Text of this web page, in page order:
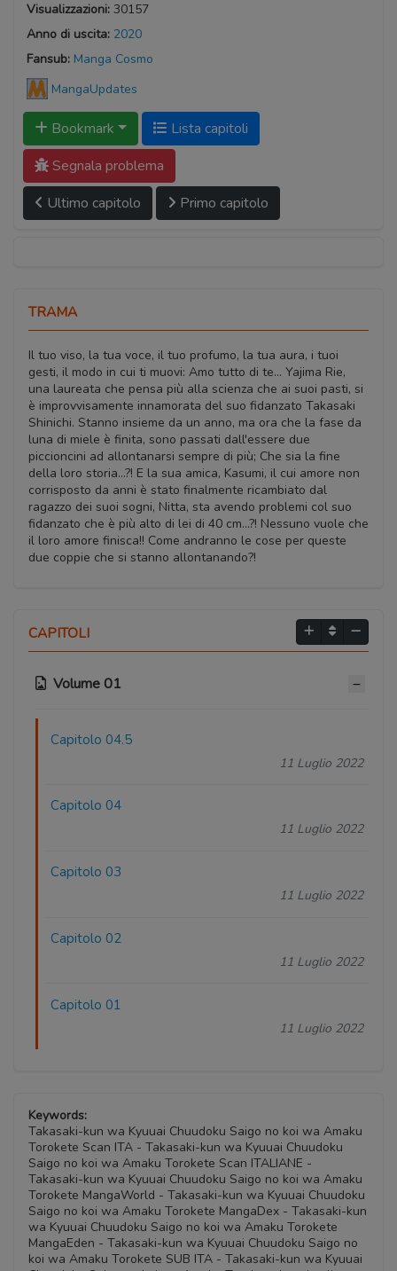
Visualizzazioni: 30157
Anno di uscita: 2020
Fansub: Manga Cosmo
MangaUpdates
Bookmark
Lista capitoli
Segnala problema
Ultimo capitolo
Primo capitolo
TRAMA
Il tuo viso, la tua voce, il tuo profumo, la tua aura, i tuoi
gesti, il modo in cui ti muovi: Amo tutto di te... Yajima Rie,
una laureata che pensa più alla scienza che ai suoi pasti, si
è improvvisamente innamorata del suo fidanzato Takasaki
Shinichi. Stanno insieme da un anno, ma ora che la fase da
luna di miele è finita, sono passati dall'essere due
piccioncini ad allontanarsi sempre di più; Che sia la fine
della loro storia...?! E la sua amica, Kasumi, il cui amore non
corrisposto da anni è stato finalmente ricambiato dal
ragazzo dei suoi sogni, Nitta, sta avendo problemi col suo
fidanzato che è più alto di lei di 40 cm...?! Nessuno vuole che
il loro amore finisca!! Come andranno le cose per queste
due coppie che si stanno allontanando?!
CAPITOLI
Volume 01
Capitolo 04.5
11 Luglio 2022
Capitolo 04
11 Luglio 2022
Capitolo 03
11 Luglio 2022
Capitolo 02
11 Luglio 2022
Capitolo 01
11 Luglio 2022
Keywords:
Takasaki-kun wa Kyuuai Chuudoku Saigo no koi wa Amaku
Torokete Scan ITA - Takasaki-kun wa Kyuuai Chuudoku
Saigo no koi wa Amaku Torokete Scan ITALIANE -
Takasaki-kun wa Kyuuai Chuudoku Saigo no koi wa Amaku
Torokete MangaWorld - Takasaki-kun wa Kyuuai Chuudoku
Saigo no koi wa Amaku Torokete MangaDex - Takasaki-kun
wa Kyuuai Chuudoku Saigo no koi wa Amaku Torokete
MangaEden - Takasaki-kun wa Kyuuai Chuudoku Saigo no
koi wa Amaku Torokete SUB ITA - Takasaki-kun wa Kyuuai